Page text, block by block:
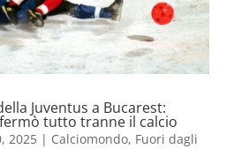
Juventus a Bucarest:
tutto tranne il calcio
2025| Calciomondo, Fuori dagli